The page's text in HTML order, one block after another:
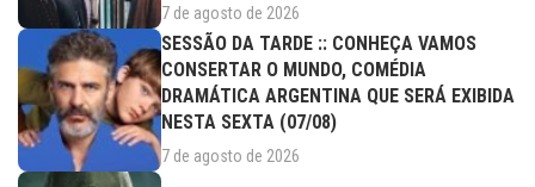
7 de agosto de 2026
SESSÃO DA TARDE :: CONHEÇA VAMOS
CONSERTAR O MUNDO, COMÉDIA
DRAMÁTICA ARGENTINA QUE SERÁ EXIBIDA
NESTA SEXTA (07/08)
7 de agosto de 2026